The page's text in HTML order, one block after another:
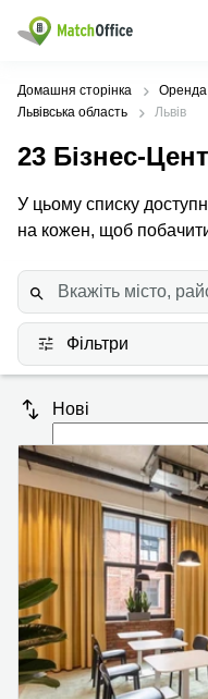
Орендувати
Тип
приміщення
Офіси
Коворкінги
Віртуальні
Популярні
міста
Київ
Печерський
Подільський
район
Солом'янський
район
Львів
Івано-
Франківськ
Популярні
пошуки
Бізнес
центри
Офіси у
Печерському
районі
зал Львів
Коворкінг
Допомога
Про нас
Ціна
Увійти
Домашня сторінка Оренда
Львівська область
Львів
23 Бізнес-
У цьому списку
на кожен, щоб
Фільтри
Нові